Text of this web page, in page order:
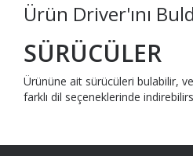
Ürün Driver'ını
SÜRÜCÜLER
Ürününe ait sürücüleri bulabilir,
farklı dil seçeneklerinde